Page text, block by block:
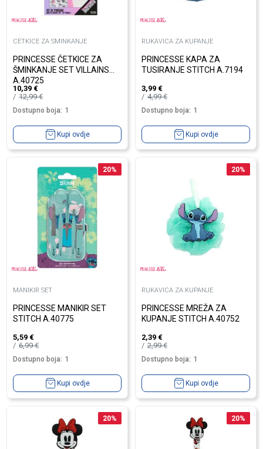
CETKICE ZA SMINKANJE
PRINCESSE ČETKICE ZA
ŠMINKANJE SET VILLAINS
A.40725
10,39 €
12,99€
Dostupno boja: 1
Kupi ovdje
RUKAVICA ZA KUPANJE
PRINCESSE KAPA ZA
TUSIRANJE STITCH A.7194
3,99 €
4,99€
Dostupno boja: 1
Kupi ovdje
20%
MANIKIR SET
PRINCESSE MANIKIR SET
STITCH A.40775
5,59 €
6,99€
Dostupno boja: 1
Kupi ovdje
20%
RUKAVICA ZA KUPANJE
PRINCESSE MREŽA ZA
KUPANJE STITCH A.40752
2,39 €
2,99€
Dostupno boja: 1
Kupi ovdje
20% 20%